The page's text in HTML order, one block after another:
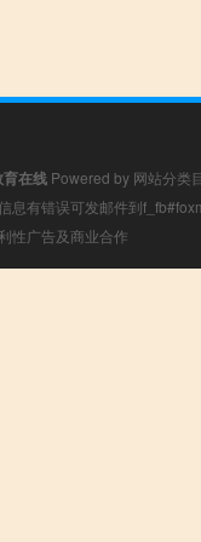
育在线 Powered by 网站分类
息有错误可发邮件到
性广告及商业合作